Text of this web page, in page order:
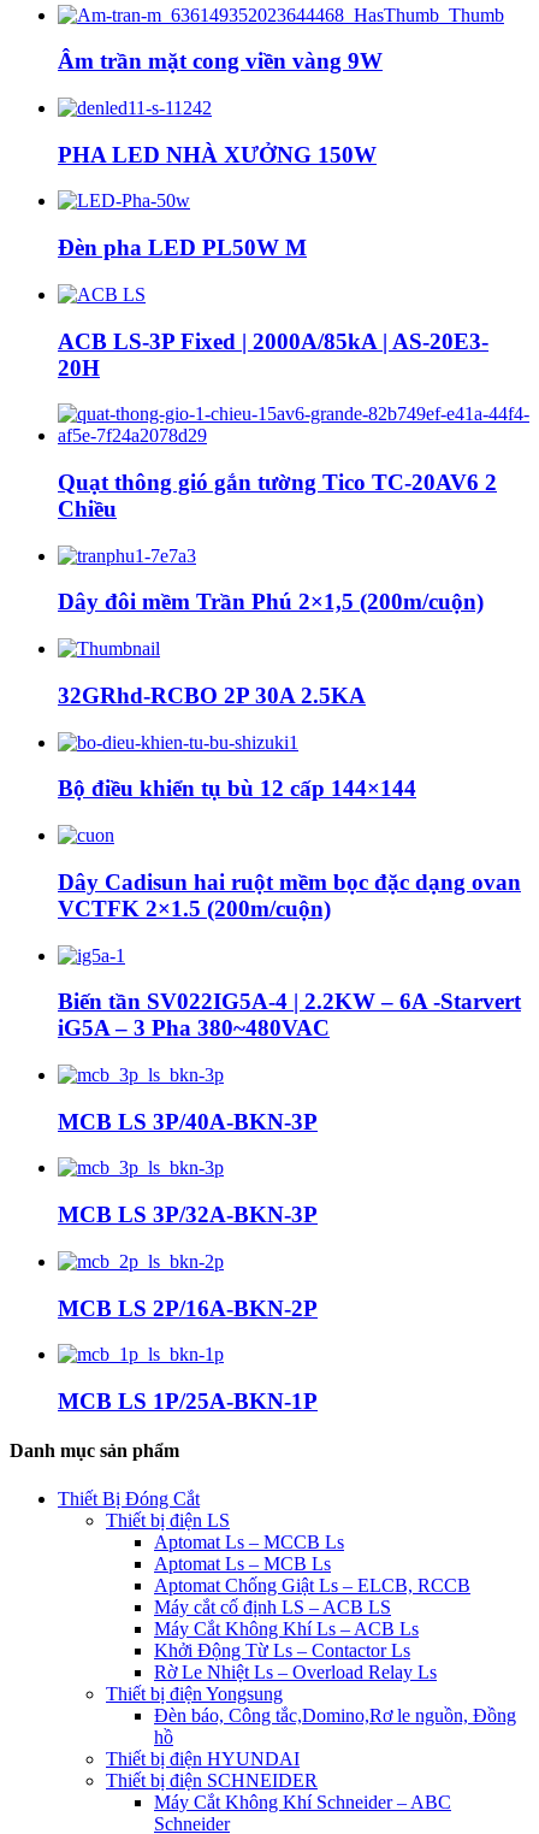
Âm trần mặt cong viền vàng 9W
PHA LED NHÀ XƯỞNG 150W
Đèn pha LED PL50W M
ACB LS-3P Fixed | 2000A/85kA | AS-20E3-
20H
Quạt thông gió gắn tường Tico TC-20AV6 2
Chiều
Dây đôi mềm Trần Phú 2×1,5 (200m/cuộn)
32GRhd-RCBO 2P 30A 2.5KA
Bộ điều khiển tụ bù 12 cấp 144×144
Dây Cadisun hai ruột mềm bọc đặc dạng ovan
VCTFK 2×1.5 (200m/cuộn)
Biến tần SV022IG5A-4 | 2.2KW – 6A -Starvert
iG5A – 3 Pha 380~480VAC
MCB LS 3P/40A-BKN-3P
MCB LS 3P/32A-BKN-3P
MCB LS 2P/16A-BKN-2P
MCB LS 1P/25A-BKN-1P
Danh mục sản phẩm
Thiết Bị Đóng Cắt
Thiết bị điện LS
Aptomat Ls – MCCB Ls
Aptomat Ls – MCB Ls
Aptomat Chống Giật Ls – ELCB, RCCB
Máy cắt cố định LS – ACB LS
Máy Cắt Không Khí Ls – ACB Ls
Khởi Động Từ Ls – Contactor Ls
Rờ Le Nhiệt Ls – Overload Relay Ls
Thiết bị điện Yongsung
Đèn báo, Công tắc,Domino,Rơ le nguồn, Đồng
hồ
Thiết bị điện HYUNDAI
Thiết bị điện SCHNEIDER
Máy Cắt Không Khí Schneider – ABC
Schneider